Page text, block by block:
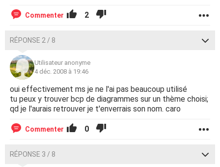
Commenter 2
RÉPONSE 2 / 8
Utilisateur anonyme
4 déc. 2008 à 19:46
oui effectivement ms je ne l'ai pas beaucoup utilisé
tu peux y trouver bcp de diagrammes sur un thème choisi;
qd je l'aurais retrouver je t'enverrais son nom. caro
Commenter 0
RÉPONSE 3 / 8